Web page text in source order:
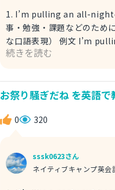
1. I’m pulling an all-nighter tonight. 今夜は徹夜
事・勉強・課題などのた
な口語表現） 例文 I’m pulling an all-nighter tonight to finish this report. このレポートを終わらせるため
に、今夜は徹夜します。 2. Looks like I’ll be up all night. 今夜は徹夜します。 「今夜は寝られなさそうだね
ときに使えます。 be up all night : 一晩中
for tomorrow’s exam. 明日
続きを読む
お祭り騒ぎだね を英語で
0 320
sssk0623さん
ネイティブキャンプ英会